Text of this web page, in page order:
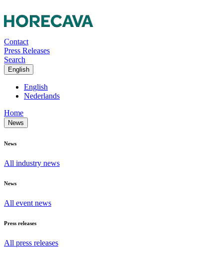
Contact
Press Releases
Search
English
English
Nederlands
Home
News
News
All industry news
News
All event news
Press releases
All press releases